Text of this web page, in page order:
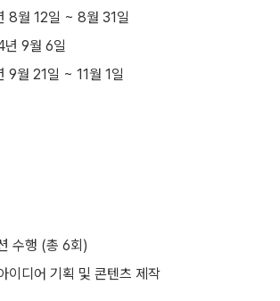
8월 12일 ~ 8월 31일
9월 6일
9월 21일 ~ 11월 1일
수행 (총 6회)
이디어 기획 및 콘텐츠 제작